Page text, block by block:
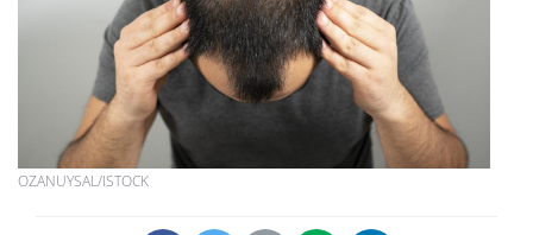
OZANUYSAL/ISTOCK